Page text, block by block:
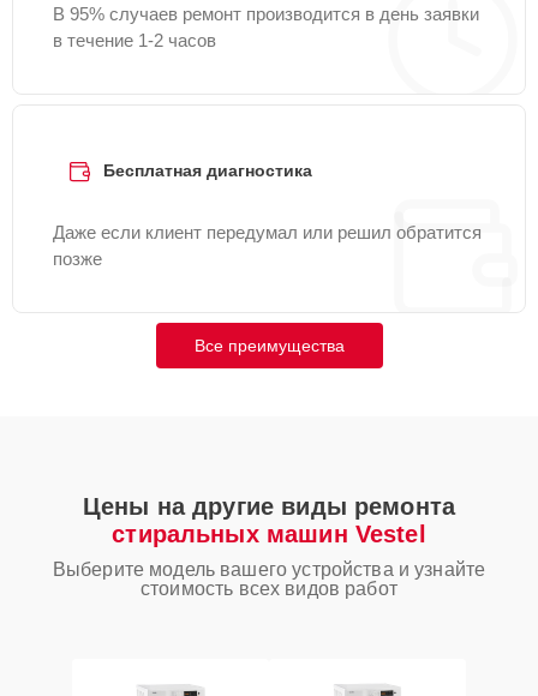
В 95% случаев ремонт производится в день заявки
в течение 1-2 часов
Бесплатная диагностика
Даже если клиент передумал или решил обратится
позже
Все преимущества
Цены на другие виды ремонта
стиральных машин Vestel
Выберите модель вашего устройства и узнайте
стоимость всех видов работ